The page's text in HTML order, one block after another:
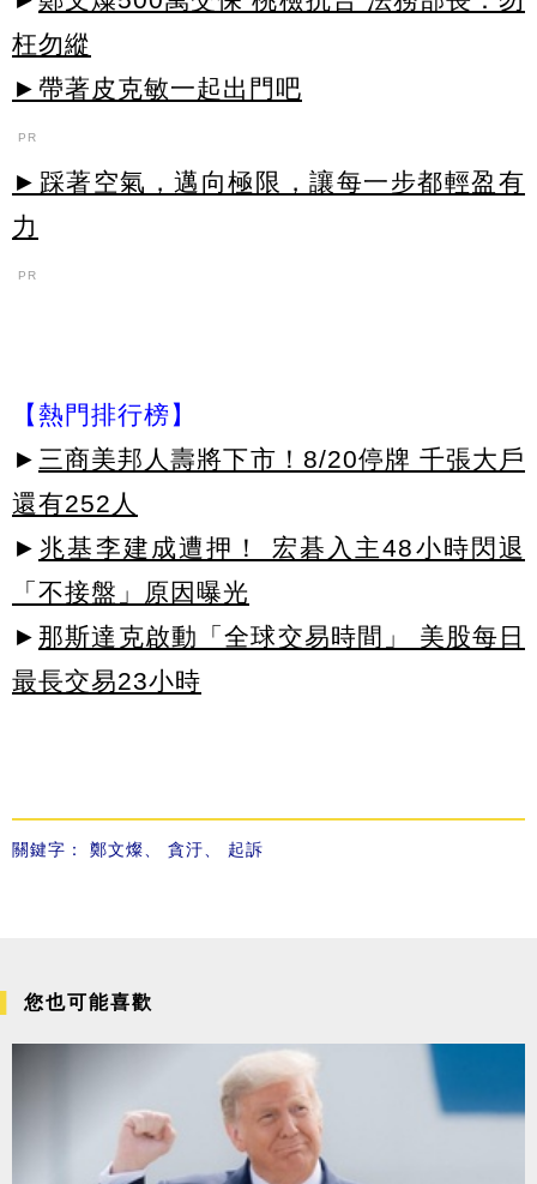
枉勿縱
►帶著皮克敏一起出門吧
PR
►踩著空氣，邁向極限，讓每一步都輕盈有
力
PR
【熱門排行榜】
► 三商美邦人壽將下市！8/20停牌 千張大戶
還有252人
► 兆基李建成遭押！ 宏碁入主48小時閃退
「不接盤」原因曝光
► 那斯達克啟動「全球交易時間」 美股每日
最長交易23小時
關鍵字： 鄭文燦 貪汙 起訴
您也可能喜歡